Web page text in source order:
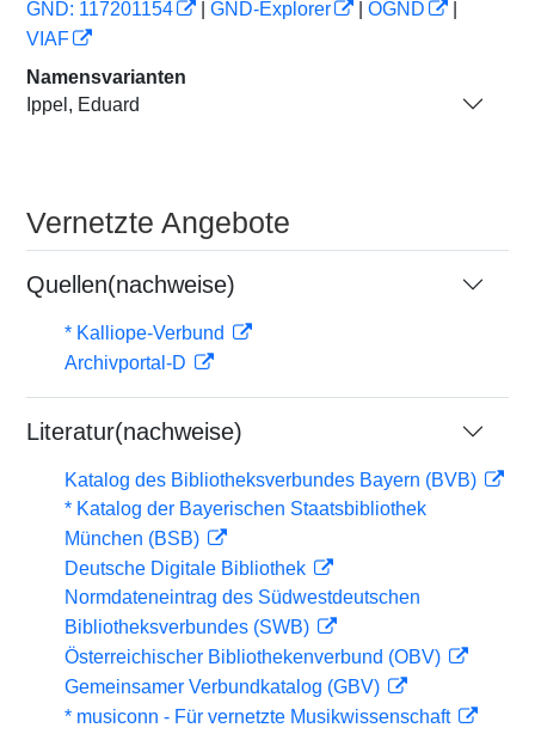
GND: 117201154
GND-Explorer OGND
VIAF
Namensvarianten
Ippel, Eduard
Vernetzte Angebote
Quellen(nachweise)
* Kalliope-Verbund
Archivportal-D
Literatur(nachweise)
Katalog des Bibliotheksverbundes Bayern (BVB)
* Katalog der Bayerischen Staatsbibliothek
München (BSB)
Deutsche Digitale Bibliothek
Normdateneintrag des Südwestdeutschen
Bibliotheksverbundes (SWB)
Österreichischer Bibliothekenverbund (OBV)
Gemeinsamer Verbundkatalog (GBV)
* musiconn - Für vernetzte Musikwissenschaft